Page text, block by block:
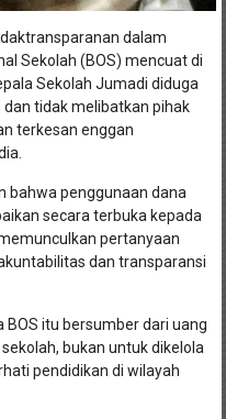
dalam
Sekolah (BOS) mencuat di
Sekolah Jumadi diduga
tidak melibatkan pihak
terkesan enggan
bahwa penggunaan dana
secara terbuka kepada
pertanyaan
dan transparansi
BOS itu bersumber dari uang
bukan untuk dikelola
pendidikan di wilayah